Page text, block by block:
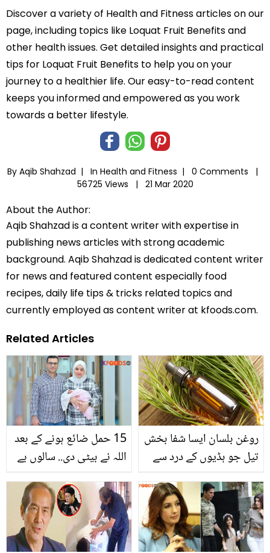
Discover a variety of Health and Fitness articles on our
page, including topics like Loquat Fruit Benefits and
other health issues. Get detailed insights and practical
tips for Loquat Fruit Benefits to help you on your
journey to a healthier life. Our easy-to-read content
keeps you informed and empowered as you work
towards a better lifestyle.
By Aqib Shahzad | In Health and Fitness |
0 Comments |
56725 Views |
21 Mar 2020
About the Author:
Aqib Shahzad is a content writer with expertise in
publishing news articles with strong academic
background. Aqib Shahzad is dedicated content writer
for news and featured content especially food
recipes, daily life tips & tricks related topics and
currently employed as content writer at kfoods.com.
Related Articles
15 حمل ضائع ہونے کے بعد
اللہ نے بیٹی دی.. سالوں بے
ایسا کیا کیا جو ان کی
زندگی بدل گئی؟
روغن بلسان ایسا شفا بخش
تیل جو ہڈیوں کے درد سے
آرام پہنچائیں